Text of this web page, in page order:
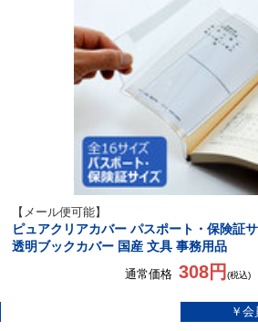
【メール便可能】
ピュアクリアカバー パスポート・保険証
透明ブックカバー 国産 文具 事務用品
通常価格 308円 (税込)